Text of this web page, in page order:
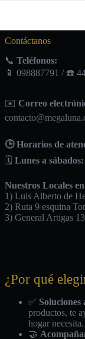
Contáctanos
📞 Teléfonos:
📱 098887791 / ☎️
✉️ Correo
🕒 Horarios de
🗓️ Lunes a sábados:
Nuestros Locales
1) Luis Alberto de
2) Ruta 9 esquina
3) General Artigas
¿Por qué
✅ Soluciones
productos, te
hogar necesita.
🤝